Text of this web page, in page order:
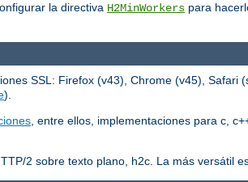
la directiva H2MinWorkers para
SSL: Firefox (v43), Chrome (v45), Safari
).
, entre ellos, implementaciones para c,
2 sobre texto plano, h2c. La más versátil